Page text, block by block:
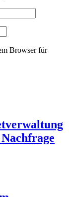
Browser für